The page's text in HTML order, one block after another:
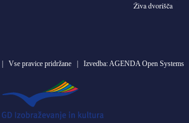
Živa dvorišča
| Vse pravice pridržane | Izvedba:AGENDA Open Systems